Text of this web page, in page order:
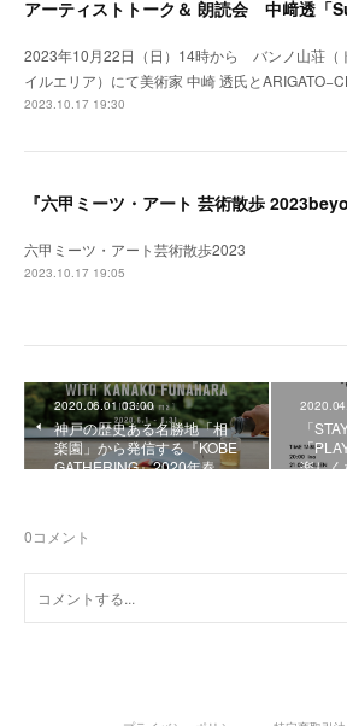
2023年10月22日（日）14時から バンノ山荘（
イルエリア）にて美術家 中崎 透氏と
2023.10.17 19:30
六甲ミーツ・アート芸術散歩2023
2023.10.17 19:05
2020.06.01 03:00
神戸の歴史ある名勝地「相
楽園」から発信する『KOBE
GATHERING』2020年春…
「
「
楽し
0コメント